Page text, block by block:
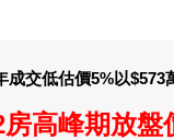
成交低估價5%以$573
高峰期放